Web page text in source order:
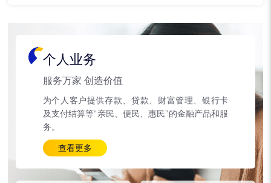
个人业务
服务万家 创造价值
为个人客户提供存款、贷款、财富管理、银行卡
及支付结算等“亲民、便民、惠民”的金融产品和服
务。
查看更多